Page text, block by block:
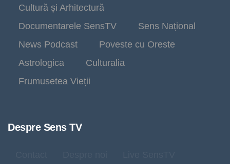
Cultură și Arhitectură
Documentarele SensTV
Sens Național
News Podcast
Poveste cu Oreste
Astrologica
Culturalia
Frumusetea Vieții
Despre Sens TV